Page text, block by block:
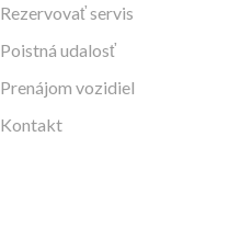
Rezervovať servis
Poistná udalosť
Prenájom vozidiel
Kontakt